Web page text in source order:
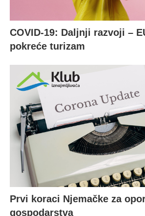
COVID-19: Daljnji razvoji –
pokreće turizam
Prvi koraci Njemačke za
gospodarstva